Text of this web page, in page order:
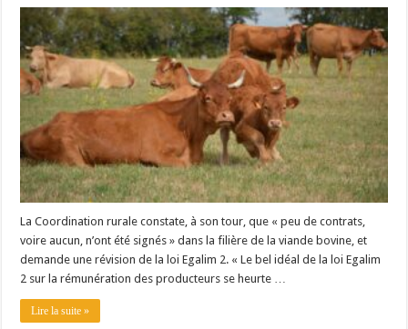
La Coordination rurale constate, à son tour, que « peu de contrats,
voire aucun, n’ont été signés » dans la filière de la viande bovine, et
demande une révision de la loi Egalim 2. « Le bel idéal de la loi Egalim
2 sur la rémunération des producteurs se heurte …
Lire la suite »